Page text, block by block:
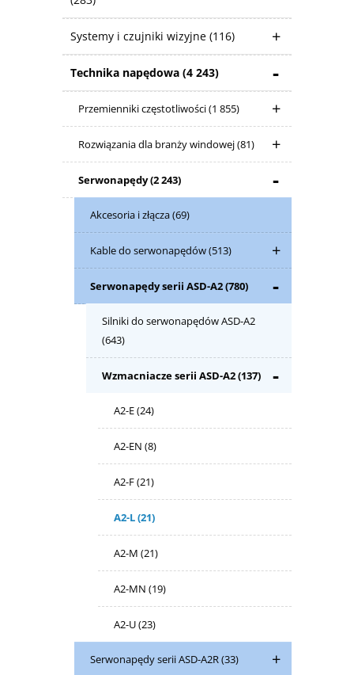
Systemy i czujniki wizyjne (116)
Technika napędowa (4 243)
Przemienniki częstotliwości(1 855)
Rozwiązania dla branży windowej(81)
Serwonapędy(2 243)
Akcesoria i złącza(69)
Kable do serwonapędów(513)
Serwonapędy serii ASD-A2(780)
Silniki do serwonapędów ASD-A2
(643)
Wzmacniacze serii ASD-A2(137)
A2-E(24)
A2-EN (8)
A2-F(21)
A2-L(21)
A2-M (21)
A2-MN (19)
A2-U(23)
Serwonapędy serii ASD-A2R(33)